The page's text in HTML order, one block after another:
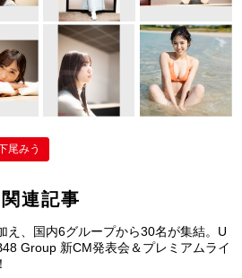
尾みう
関連記事
え、国内6グループから30名が集結。U
Group 新CM発表会＆プレミアムライ